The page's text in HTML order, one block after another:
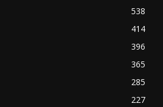
538
414
396
365
285
227